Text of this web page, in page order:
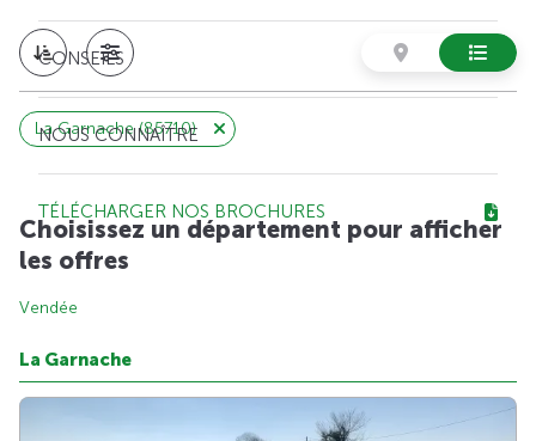
CONSEILS
NOUS CONNAÎTRE
TÉLÉCHARGER NOS BROCHURES
La Garnache (85710)
Choisissez un département pour afficher
les offres
Vendée
La Garnache